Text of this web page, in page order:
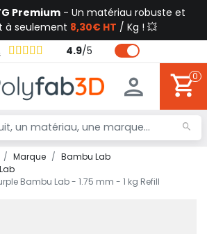
Premium - Un matériau robuste et
à seulement 8,30€ HT / Kg ! 💥
4.9/5
0
Marque
Bambu Lab
Bambu Lab - 1.75 mm - 1 kg Refill